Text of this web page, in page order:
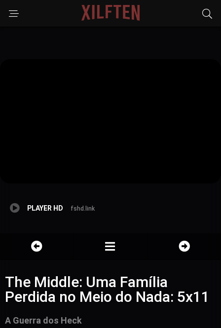
PLAYER HD fshd.link
The Middle: Uma Família
Perdida no Meio do Nada: 5x11
A Guerra dos Heck